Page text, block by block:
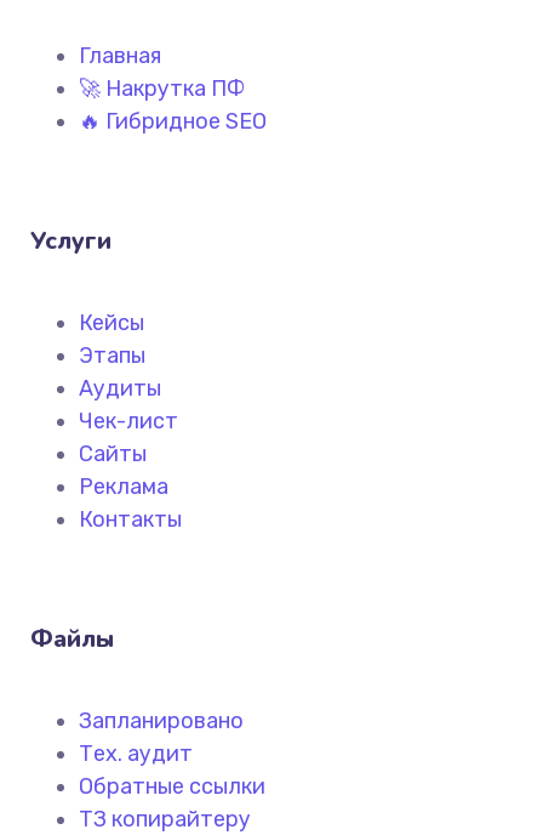
Главная
🚀 Накрутка ПФ
🔥 Гибридное SEO
Услуги
Кейсы
Этапы
Аудиты
Чек-лист
Сайты
Реклама
Контакты
Файлы
Запланировано
Тех. аудит
Обратные ссылки
ТЗ копирайтеру